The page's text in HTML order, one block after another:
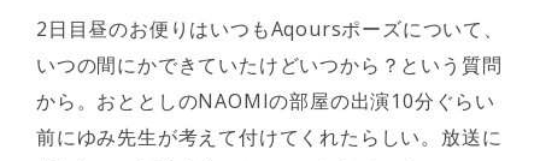
2日目昼のお便りはいつもAqoursポーズについて、
いつの間にかできていたけどいつから？という質問
から。おととしのNAOMIの部屋の出演10分ぐらい
前にゆみ先生が考えて付けてくれたらしい。放送に